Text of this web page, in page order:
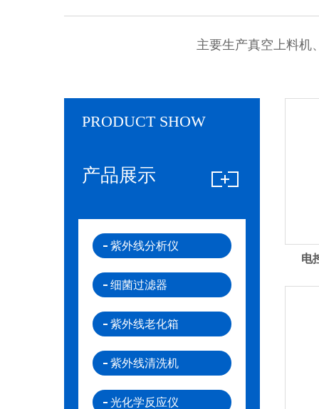
主要生产真空上料机
PRODUCT SHOW
产品展示
紫外线分析仪
细菌过滤器
紫外线老化箱
紫外线清洗机
光化学反应仪
电